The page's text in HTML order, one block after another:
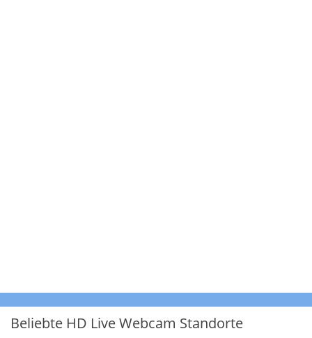
Beliebte HD Live Webcam Standorte